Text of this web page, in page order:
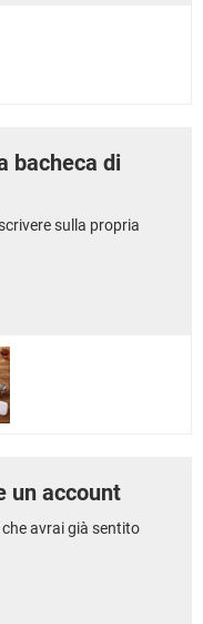
bacheca di
sulla propria
un account
avrai già sentito